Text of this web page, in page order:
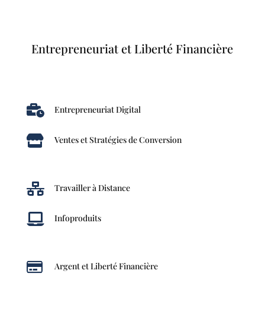
Entrepreneuriat et Liberté Financière
 Entrepreneuriat Digital
 Ventes et Stratégies de Conversion
 Travailler à Distance
 Infoproduits
 Argent et Liberté Financière